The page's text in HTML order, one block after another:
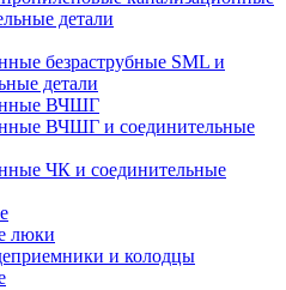
детали
безраструбные SML и
детали
ВЧШГ
ВЧШГ и соединительные
ЧК и соединительные
люки
и колодцы